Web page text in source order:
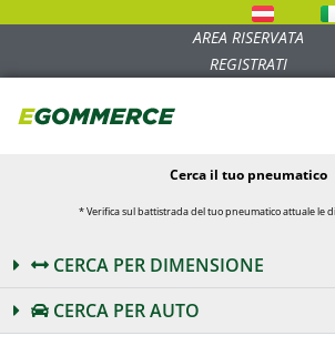
AREA RISERVATA
REGISTRATI
Cerca il tuo pneumatico
* Verifica sul battistrada del tuo pneumatico attuale le
CERCA PER DIMENSIONE
CERCA PER AUTO